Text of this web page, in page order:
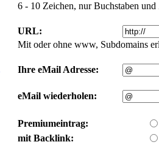
6 - 10 Zeichen, nur Buchstaben
URL:
Mit oder ohne www, Subdomains
Ihre eMail Adresse:
eMail wiederholen:
Premiumeintrag:
mit Backlink: